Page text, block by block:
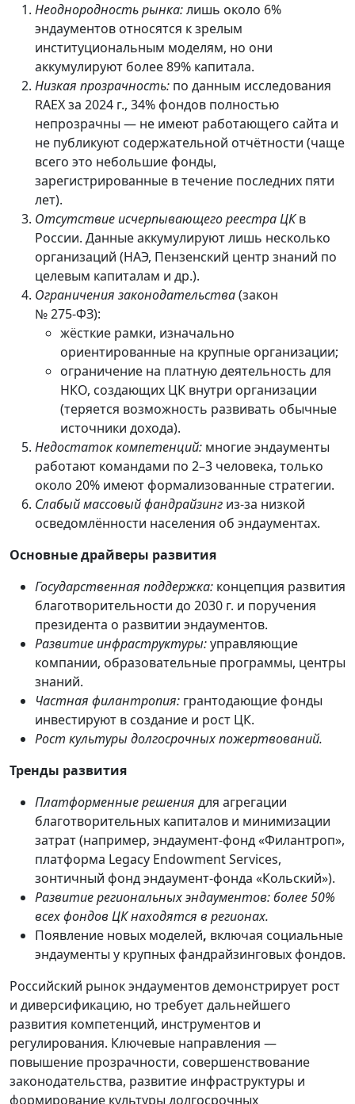
Неоднородность рынка:лишь около 6%
эндаументов относятся к зрелым
институциональным моделям, но они
аккумулируют более 89% капитала.
Низкая прозрачность: по данным исследования
RAEX за 2024 г., 34% фондов полностью
непрозрачны — не имеют работающего сайта и
не публикуют содержательной отчётности (чаще
всего это небольшие фонды,
зарегистрированные в течение последних пяти
лет).
Отсутствие исчерпывающего реестра ЦКв
России. Данные аккумулируют лишь несколько
организаций (НАЭ, Пензенский центр знаний по
целевым капиталам и др.).
Ограничения законодательства(закон
№ 275‑ФЗ):
жёсткие рамки, изначально
ориентированные на крупные организации;
ограничение на платную деятельность для
НКО, создающих ЦК внутри организации
(теряется возможность развивать обычные
источники дохода).
Недостаток компетенций: многие эндаументы
работают командами по 2–3 человека, только
около 20% имеют формализованные стратегии.
Слабый массовый фандрайзинг из‑за низкой
осведомлённости населения об эндаументах.
Основные драйверы развития
Государственная поддержка: концепция развития
благотворительности до 2030 г. и поручения
президента о развитии эндаументов.
Развитие инфраструктуры:управляющие
компании, образовательные программы, центры
знаний.
Частная филантропия: грантодающие фонды
инвестируют в создание и рост ЦК.
Рост культуры долгосрочных пожертвований.
Тренды развития
Платформенные решения для агрегации
благотворительных капиталов и минимизации
затрат (например, эндаумент‑фонд «Филантроп»,
платформа Legacy Endowment Services,
зонтичный фонд эндаумент‑фонда «Кольский»).
Развитие региональных эндаументов: более 50%
всех фондов ЦК находятся в регионах.
Появление новых моделей, включая социальные
эндаументы у крупных фандрайзинговых фондов.
Российский рынок эндаументов демонстрирует рост
и диверсификацию, но требует дальнейшего
развития компетенций, инструментов и
регулирования. Ключевые направления —
повышение прозрачности, совершенствование
законодательства, развитие инфраструктуры и
формирование культуры долгосрочных